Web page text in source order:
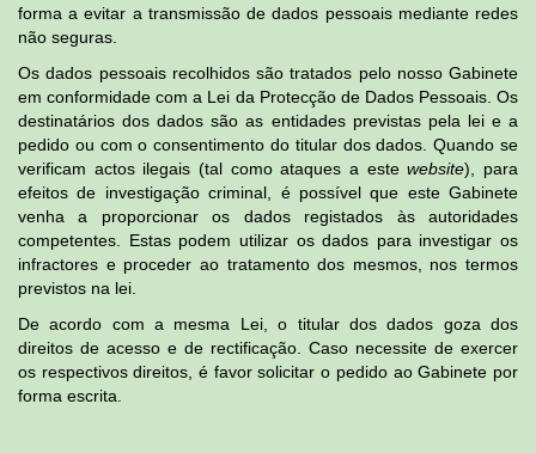
forma a evitar a transmissão de dados pessoais mediante redes
não seguras.
Os dados pessoais recolhidos são tratados pelo nosso Gabinete
em conformidade com a Lei da Protecção de Dados Pessoais. Os
destinatários dos dados são as entidades previstas pela lei e a
pedido ou com o consentimento do titular dos dados. Quando se
verificam actos ilegais (tal como ataques a estewebsite), para
efeitos de investigação criminal, é possível que este Gabinete
venha a proporcionar os dados registados às autoridades
competentes. Estas podem utilizar os dados para investigar os
infractores e proceder ao tratamento dos mesmos, nos termos
previstos na lei.
De acordo com a mesma Lei, o titular dos dados goza dos
direitos de acesso e de rectificação. Caso necessite de exercer
os respectivos direitos, é favor solicitar o pedido ao Gabinete por
forma escrita.